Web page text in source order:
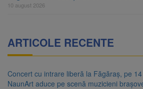
10 august 2026
ARTICOLE RECENTE
Concert cu intrare liberă la Făgăraș, pe
NaunArt aduce pe scenă muzicieni